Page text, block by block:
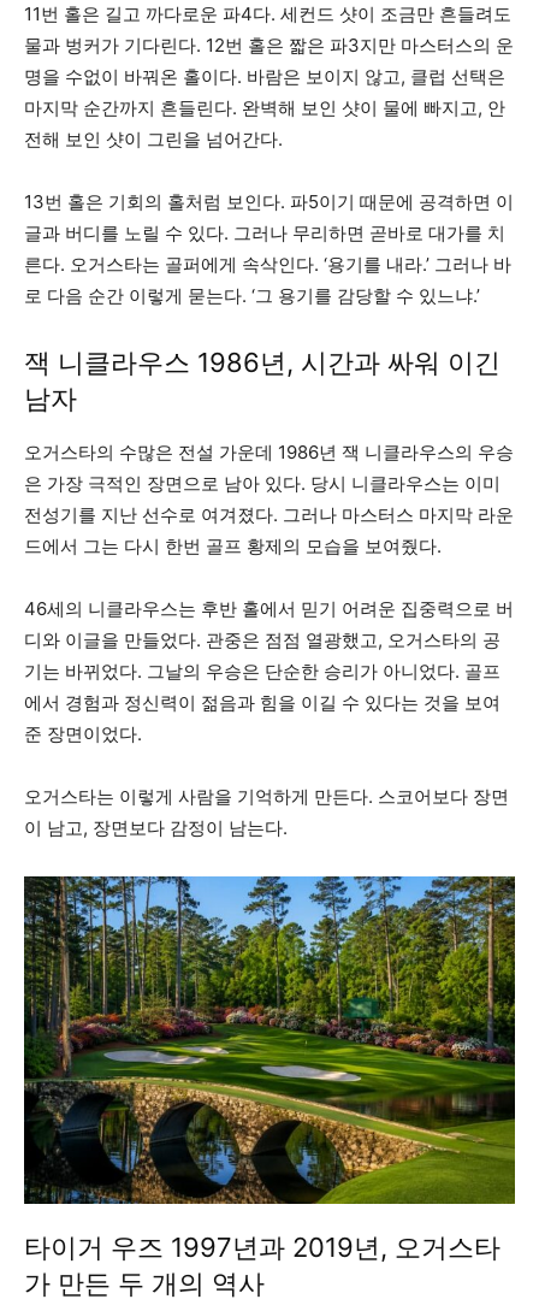
11번 홀은 길고 까다로운 파4다. 세컨드 샷이 조금만 흔들려도
물과 벙커가 기다린다. 12번 홀은 짧은 파3지만 마스터스의 운
명을 수없이 바꿔온 홀이다. 바람은 보이지 않고, 클럽 선택은
마지막 순간까지 흔들린다. 완벽해 보인 샷이 물에 빠지고, 안
전해 보인 샷이 그린을 넘어간다.
13번 홀은 기회의 홀처럼 보인다. 파5이기 때문에 공격하면 이
글과 버디를 노릴 수 있다. 그러나 무리하면 곧바로 대가를 치
른다. 오거스타는 골퍼에게 속삭인다. ‘용기를 내라.’ 그러나 바
로 다음 순간 이렇게 묻는다. ‘그 용기를 감당할 수 있느냐.’
잭 니클라우스 1986년, 시간과 싸워 이긴
남자
오거스타의 수많은 전설 가운데 1986년 잭 니클라우스의 우승
은 가장 극적인 장면으로 남아 있다. 당시 니클라우스는 이미
전성기를 지난 선수로 여겨졌다. 그러나 마스터스 마지막 라운
드에서 그는 다시 한번 골프 황제의 모습을 보여줬다.
46세의 니클라우스는 후반 홀에서 믿기 어려운 집중력으로 버
디와 이글을 만들었다. 관중은 점점 열광했고, 오거스타의 공
기는 바뀌었다. 그날의 우승은 단순한 승리가 아니었다. 골프
에서 경험과 정신력이 젊음과 힘을 이길 수 있다는 것을 보여
준 장면이었다.
오거스타는 이렇게 사람을 기억하게 만든다. 스코어보다 장면
이 남고, 장면보다 감정이 남는다.
타이거 우즈 1997년과 2019년, 오거스타
가 만든 두 개의 역사